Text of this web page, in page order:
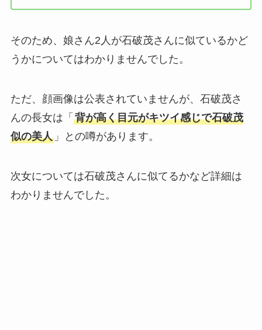
そのため、娘さん2人が石破茂さんに似ているかど
うかについてはわかりませんでした。
ただ、顔画像は公表されていませんが、石破茂さ
んの長女は「 背が高く目元がキツイ感じで石破茂
似の美人」との噂があります。
次女については石破茂さんに似てるかなど詳細は
わかりませんでした。